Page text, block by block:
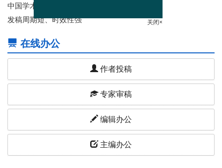
中国学术期刊综合评价数据库(CAJCED)收录
发稿周期短、时效性强
在线办公
作者投稿
专家审稿
编辑办公
主编办公